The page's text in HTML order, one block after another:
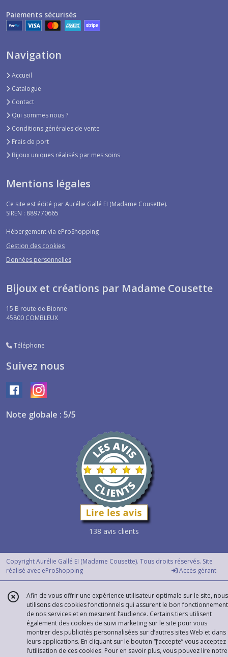
Paiements sécurisés
Navigation
Accueil
Catalogue
Contact
Qui sommes nous ?
Conditions générales de vente
Frais de port
Bijoux uniques réalisés par mes soins
Mentions légales
Ce site est édité par Aurélie Gallé EI (Madame Cousette).
SIREN : 889770665
Hébergement via eProShopping
Gestion des cookies
Données personnelles
Bijoux et créations par Madame Cousette
15 B route de Bionne
45800 COMBLEUX
Téléphone
Suivez nous
Note globale : 5/5
138 avis clients
Copyright Aurélie Gallé EI (Madame Cousette). Tous droits réservés. Site
réalisé avec eProShopping Accès gérant
Afin de vous offrir une expérience utilisateur optimale sur le site, nous
utilisons des cookies fonctionnels qui assurent le bon fonctionnement
de nos services et en mesurent l’audience. Certains tiers utilisent
également des cookies de suivi marketing sur le site pour vous
montrer des publicités personnalisées sur d’autres sites Web et dans
leurs applications. En cliquant sur le bouton “J’accepte” vous acceptez
l’utilisation de ces cookies. Pour en savoir plus, vous pouvez lire notre